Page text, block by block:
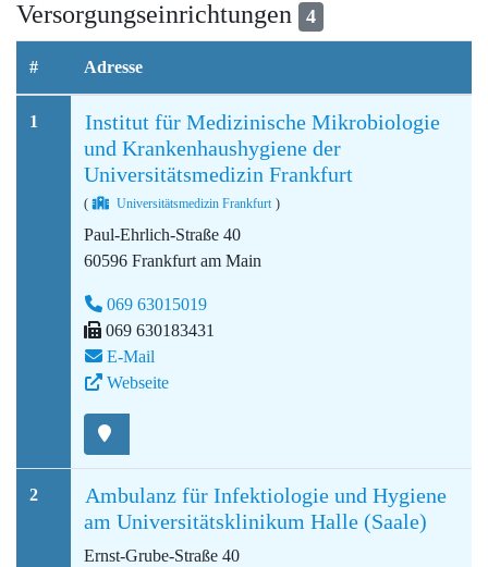
Versorgungseinrichtungen 4
# Adresse
1
Institut für Medizinische Mikrobiologie
und Krankenhaushygiene der
Universitätsmedizin Frankfurt
( Universitätsmedizin Frankfurt )
Paul-Ehrlich-Straße 40
60596 Frankfurt am Main
069 63015019
069 630183431
E-Mail
Webseite
2
Ambulanz für Infektiologie und Hygiene
am Universitätsklinikum Halle (Saale)
Ernst-Grube-Straße 40